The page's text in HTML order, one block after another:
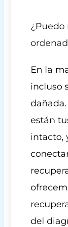
¿Puedo
En la
incluso
están
intacto,
del